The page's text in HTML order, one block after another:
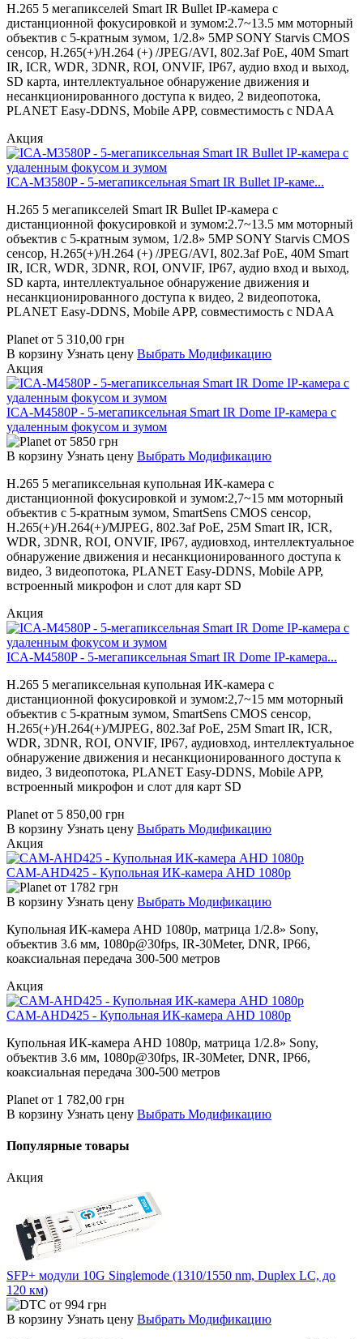
H.265 5 мегапикселей Smart IR Bullet IP-камера с
дистанционной фокусировкой и зумом:2.7~13.5 мм моторный
объектив с 5-кратным зумом, 1/2.8» 5MP SONY Starvis CMOS
сенсор, H.265(+)/H.264 (+) /JPEG/AVI, 802.3af PoE, 40M Smart
IR, ICR, WDR, 3DNR, ROI, ONVIF, IP67, аудио вход и выход,
SD карта, интеллектуальное обнаружение движения и
несанкционированного доступа к видео, 2 видеопотока,
PLANET Easy-DDNS, Mobile APP, совместимость с NDAA
Акция
ICA-M3580P - 5-мегапиксельная Smart IR Bullet IP-каме...
H.265 5 мегапикселей Smart IR Bullet IP-камера с
дистанционной фокусировкой и зумом:2.7~13.5 мм моторный
объектив с 5-кратным зумом, 1/2.8» 5MP SONY Starvis CMOS
сенсор, H.265(+)/H.264 (+) /JPEG/AVI, 802.3af PoE, 40M Smart
IR, ICR, WDR, 3DNR, ROI, ONVIF, IP67, аудио вход и выход,
SD карта, интеллектуальное обнаружение движения и
несанкционированного доступа к видео, 2 видеопотока,
PLANET Easy-DDNS, Mobile APP, совместимость с NDAA
Planet от 5 310,00 грн
В корзину Узнать цену Выбрать Модификацию
Акция
ICA-M4580P - 5-мегапиксельная Smart IR Dome IP-камера с
удаленным фокусом и зумом
от 5850 грн
В корзину Узнать цену Выбрать Модификацию
H.265 5 мегапиксельная купольная ИК-камера с
дистанционной фокусировкой и зумом:2,7~15 мм моторный
объектив с 5-кратным зумом, SmartSens CMOS сенсор,
H.265(+)/H.264(+)/MJPEG, 802.3af PoE, 25M Smart IR, ICR,
WDR, 3DNR, ROI, ONVIF, IP67, аудиовход, интеллектуальное
обнаружение движения и несанкционированного доступа к
видео, 3 видеопотока, PLANET Easy-DDNS, Mobile APP,
встроенный микрофон и слот для карт SD
Акция
ICA-M4580P - 5-мегапиксельная Smart IR Dome IP-камера...
H.265 5 мегапиксельная купольная ИК-камера с
дистанционной фокусировкой и зумом:2,7~15 мм моторный
объектив с 5-кратным зумом, SmartSens CMOS сенсор,
H.265(+)/H.264(+)/MJPEG, 802.3af PoE, 25M Smart IR, ICR,
WDR, 3DNR, ROI, ONVIF, IP67, аудиовход, интеллектуальное
обнаружение движения и несанкционированного доступа к
видео, 3 видеопотока, PLANET Easy-DDNS, Mobile APP,
встроенный микрофон и слот для карт SD
Planet от 5 850,00 грн
В корзину Узнать цену Выбрать Модификацию
Акция
CAM-AHD425 - Купольная ИК-камера AHD 1080p
от 1782 грн
В корзину Узнать цену Выбрать Модификацию
Купольная ИК-камера AHD 1080p, матрица 1/2.8» Sony,
объектив 3.6 мм, 1080p@30fps, IR-30Meter, DNR, IP66,
коаксиальная передача 300-500 метров
Акция
CAM-AHD425 - Купольная ИК-камера AHD 1080p
Купольная ИК-камера AHD 1080p, матрица 1/2.8» Sony,
объектив 3.6 мм, 1080p@30fps, IR-30Meter, DNR, IP66,
коаксиальная передача 300-500 метров
Planet от 1 782,00 грн
В корзину Узнать цену Выбрать Модификацию
Популярные товары
Акция
SFP+ модули 10G Singlemode (1310/1550 nm, Duplex LC, до
120 км)
от 994 грн
В корзину Узнать цену Выбрать Модификацию